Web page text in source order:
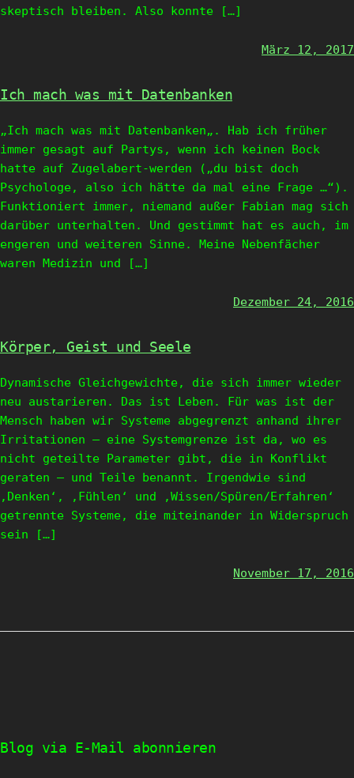
skeptisch bleiben. Also konnte […]
März 12, 2017
Ich mach was mit Datenbanken
„Ich mach was mit Datenbanken„. Hab ich früher
immer gesagt auf Partys, wenn ich keinen Bock
hatte auf Zugelabert-werden („du bist doch
Psychologe, also ich hätte da mal eine Frage …“).
Funktioniert immer, niemand außer Fabian mag sich
darüber unterhalten. Und gestimmt hat es auch, im
engeren und weiteren Sinne. Meine Nebenfächer
waren Medizin und […]
Dezember 24, 2016
Körper, Geist und Seele
Dynamische Gleichgewichte, die sich immer wieder
neu austarieren. Das ist Leben. Für was ist der
Mensch haben wir Systeme abgegrenzt anhand ihrer
Irritationen – eine Systemgrenze ist da, wo es
nicht geteilte Parameter gibt, die in Konflikt
geraten – und Teile benannt. Irgendwie sind
‚Denken‘, ‚Fühlen‘ und ‚Wissen/Spüren/Erfahren‘
getrennte Systeme, die miteinander in Widerspruch
sein […]
November 17, 2016
Blog via E-Mail abonnieren